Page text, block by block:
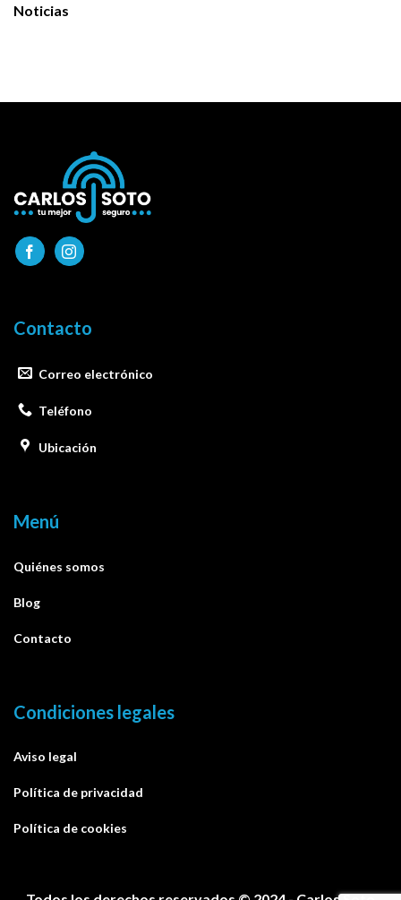
Noticias
Contacto
Correo electrónico
Teléfono
Ubicación
Menú
Quiénes somos
Blog
Contacto
Condiciones legales
Aviso legal
Política de privacidad
Política de cookies